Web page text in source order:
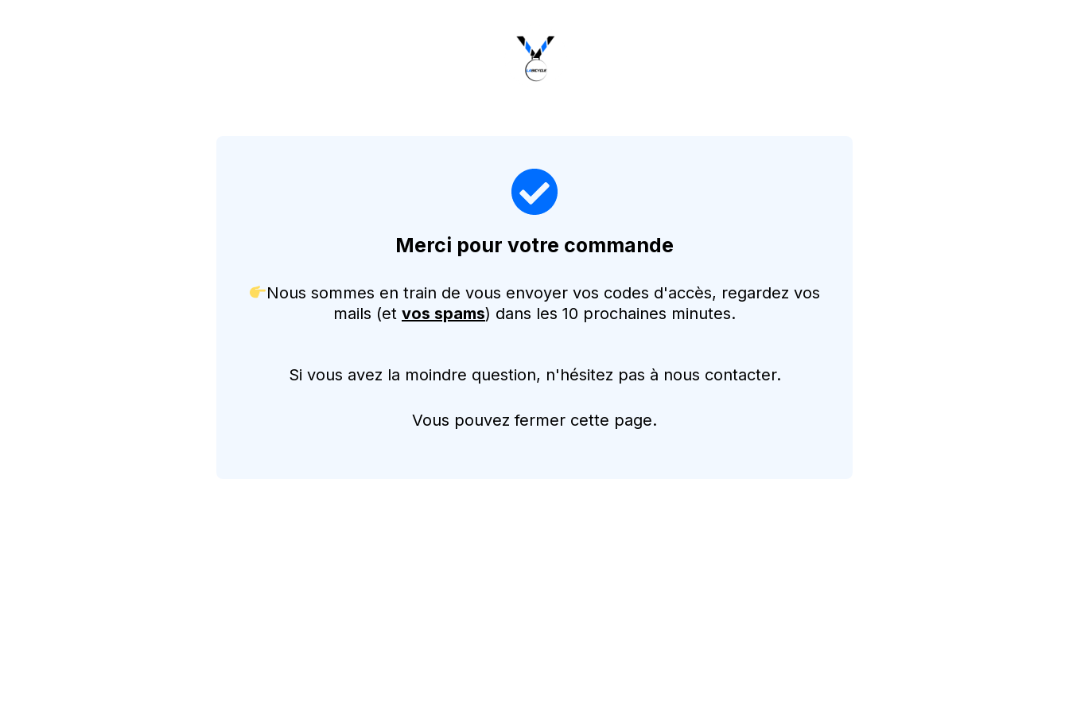
Merci pour votre commande
Nous sommes en train de vous envoyer vos codes d'accès, regardez vos
mails (et vos spams) dans les 10 prochaines minutes.
Si vous avez la moindre question, n'hésitez pas à nous contacter.
Vous pouvez fermer cette page.